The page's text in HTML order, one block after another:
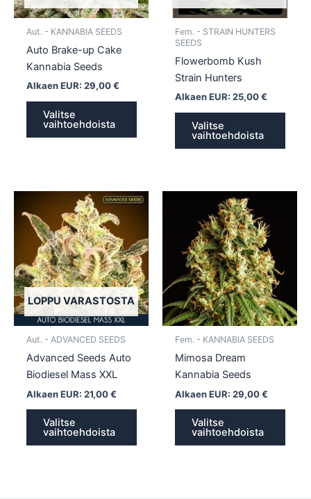
Aut. - KANNABIA SEEDS
Auto Brake-up Cake
Kannabia Seeds
Alkaen EUR: 29,00€
Valitse
vaihtoehdoista
valinnat
Fem. - STRAIN HUNTERS
SEEDS
Flowerbomb Kush
Strain Hunters
Alkaen EUR: 25,00€
Valitse
vaihtoehdoista
LOPPU VARASTOSTA
Aut. - ADVANCED SEEDS
Advanced Seeds Auto
Biodiesel Mass XXL
Alkaen EUR: 21,00€
Valitse
vaihtoehdoista
Tällä
useampi
muunnelma.
Voit
tehdä
valinnat
Fem. - KANNABIA SEEDS
Mimosa Dream
Kannabia Seeds
Alkaen EUR: 29,00€
Valitse
vaihtoehdoista